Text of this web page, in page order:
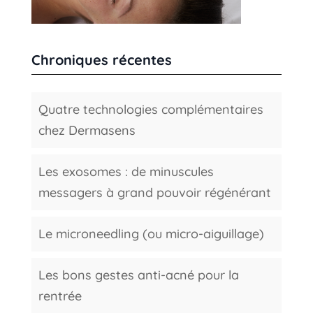
Chroniques récentes
Quatre technologies complémentaires
chez Dermasens
Les exosomes : de minuscules
messagers à grand pouvoir régénérant
Le microneedling (ou micro-aiguillage)
Les bons gestes anti-acné pour la
rentrée